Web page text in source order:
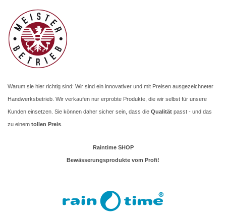
Warum sie hier richtig sind: Wir sind ein innovativer und mit Preisen ausgezeichneter
Handwerksbetrieb. Wir verkaufen nur erprobte Produkte, die wir selbst für unsere
Kunden einsetzen. Sie können daher sicher sein, dass die Qualität passt - und das
zu einem tollen Preis.
Raintime SHOP
Bewässerungsprodukte vom Profi!